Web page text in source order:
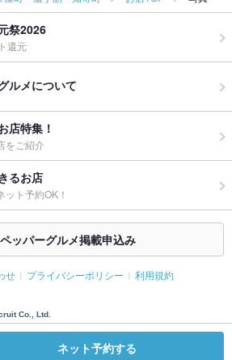
祭2026
還元
ルメについて
店特集！
をご紹介
るお店
ト予約OK！
ッパーグルメ掲載申込み
せ プライバシーポリシー 利用規約
Co., Ltd.
ネット予約する